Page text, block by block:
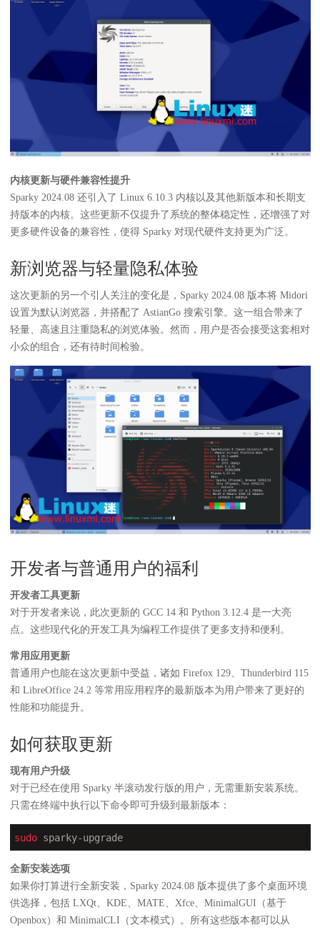
内核更新与硬件兼容性提升
Sparky 2024.08 还引入了 Linux 6.10.3 内核以及其他新版本和长期支
持版本的内核。这些更新不仅提升了系统的整体稳定性，还增强了对
更多硬件设备的兼容性，使得 Sparky 对现代硬件支持更为广泛。
新浏览器与轻量隐私体验
这次更新的另一个引人关注的变化是，Sparky 2024.08 版本将 Midori
设置为默认浏览器，并搭配了 AstianGo 搜索引擎。这一组合带来了
轻量、高速且注重隐私的浏览体验。然而，用户是否会接受这套相对
小众的组合，还有待时间检验。
开发者与普通用户的福利
开发者工具更新
对于开发者来说，此次更新的 GCC 14 和 Python 3.12.4 是一大亮
点。这些现代化的开发工具为编程工作提供了更多支持和便利。
常用应用更新
普通用户也能在这次更新中受益，诸如 Firefox 129、Thunderbird 115
和 LibreOffice 24.2 等常用应用程序的最新版本为用户带来了更好的
性能和功能提升。
如何获取更新
现有用户升级
对于已经在使用 Sparky 半滚动发行版的用户，无需重新安装系统。
只需在终端中执行以下命令即可升级到最新版本：
sudo sparky-upgrade
全新安装选项
如果你打算进行全新安装，Sparky 2024.08 版本提供了多个桌面环境
供选择，包括 LXQt、KDE、MATE、Xfce、MinimalGUI（基于
Openbox）和 MinimalCLI（文本模式）。所有这些版本都可以从